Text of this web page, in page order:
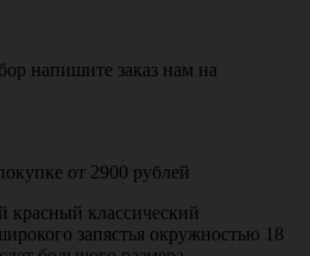
напишите заказ нам на
от 2900 рублей
красный классический
запястья окружностью 18